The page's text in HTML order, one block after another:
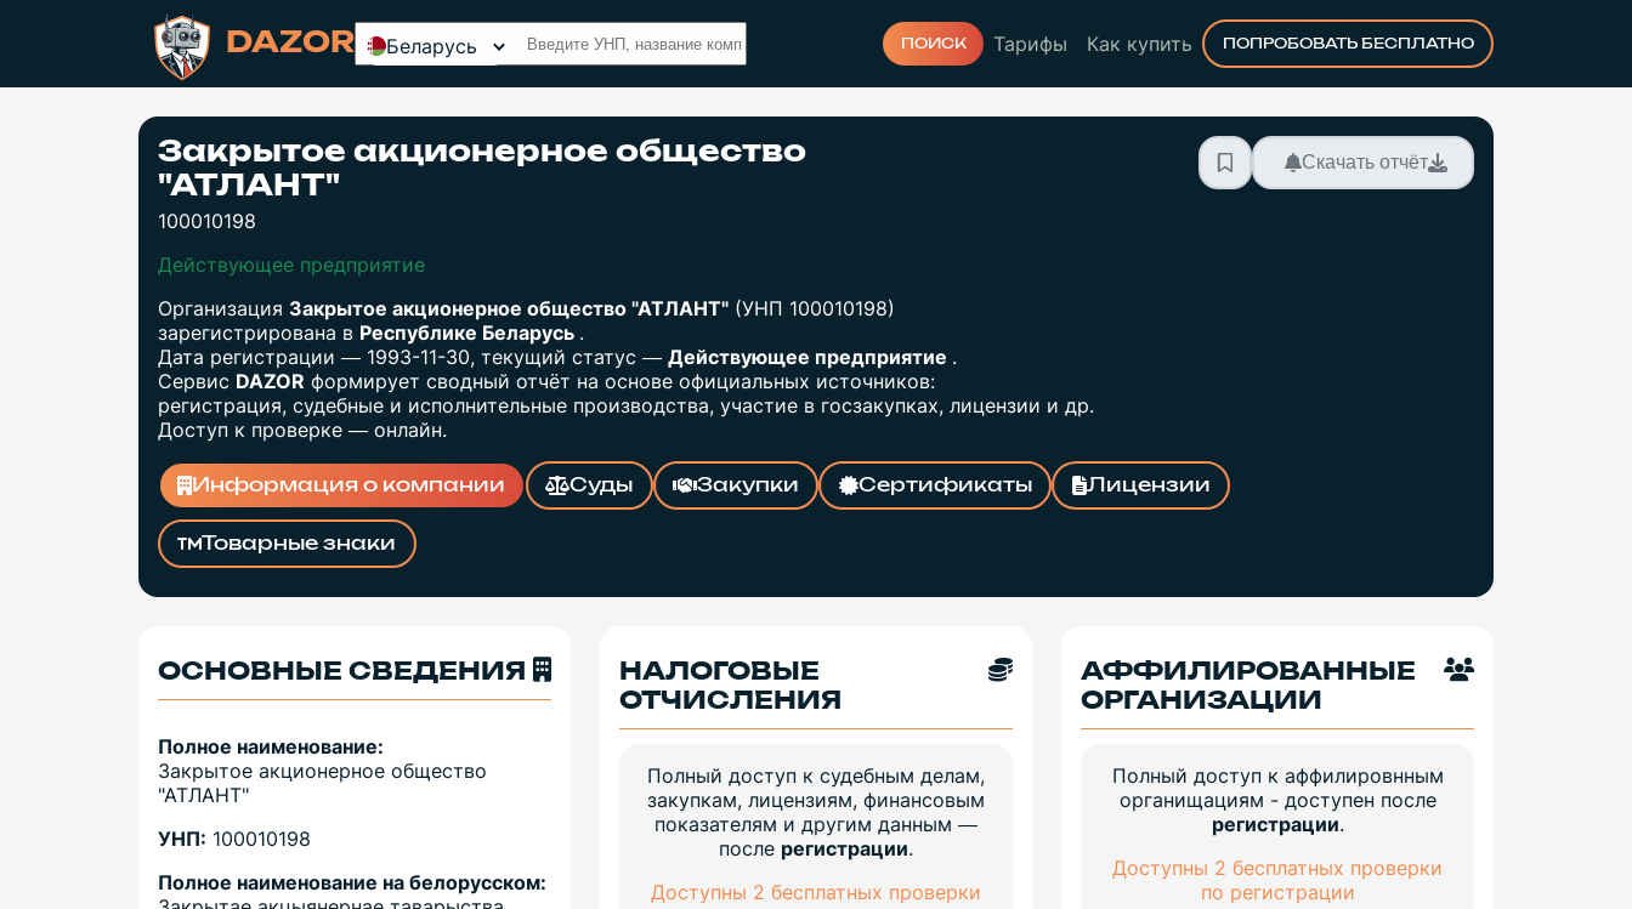
DAZOR Беларусь ПОИСК Тарифы Как купить ПОПРОБОВАТЬ БЕСПЛАТНО
Закрытое акционерное общество
"АТЛАНТ"
100010198
Скачать отчёт
Действующее предприятие
Организация Закрытое акционерное общество "АТЛАНТ" (УНП 100010198)
зарегистрирована в Республике Беларусь .
Дата регистрации — 1993-11-30, текущий статус — Действующее предприятие .
Сервис DAZOR формирует сводный отчёт на основе официальных источников:
регистрация, судебные и исполнительные производства, участие в госзакупках, лицензии и др.
Доступ к проверке — онлайн.
Информация о компании Суды Закупки Сертификаты Лицензии
Товарные знаки
ОСНОВНЫЕ СВЕДЕНИЯ
Полное наименование:
Закрытое акционерное общество
"АТЛАНТ"
УНП: 100010198
Полное наименование на белорусском:
НАЛОГОВЫЕ
ОТЧИСЛЕНИЯ
Полный доступ к судебным делам,
закупкам, лицензиям, финансовым
показателям и другим данным —
после регистрации.
Доступны 2 бесплатных проверки
АФФИЛИРОВАННЫЕ
ОРГАНИЗАЦИИ
Полный доступ к аффилировнным
органищациям - доступен после
регистрации.
Доступны 2 бесплатных проверки
по регистрации